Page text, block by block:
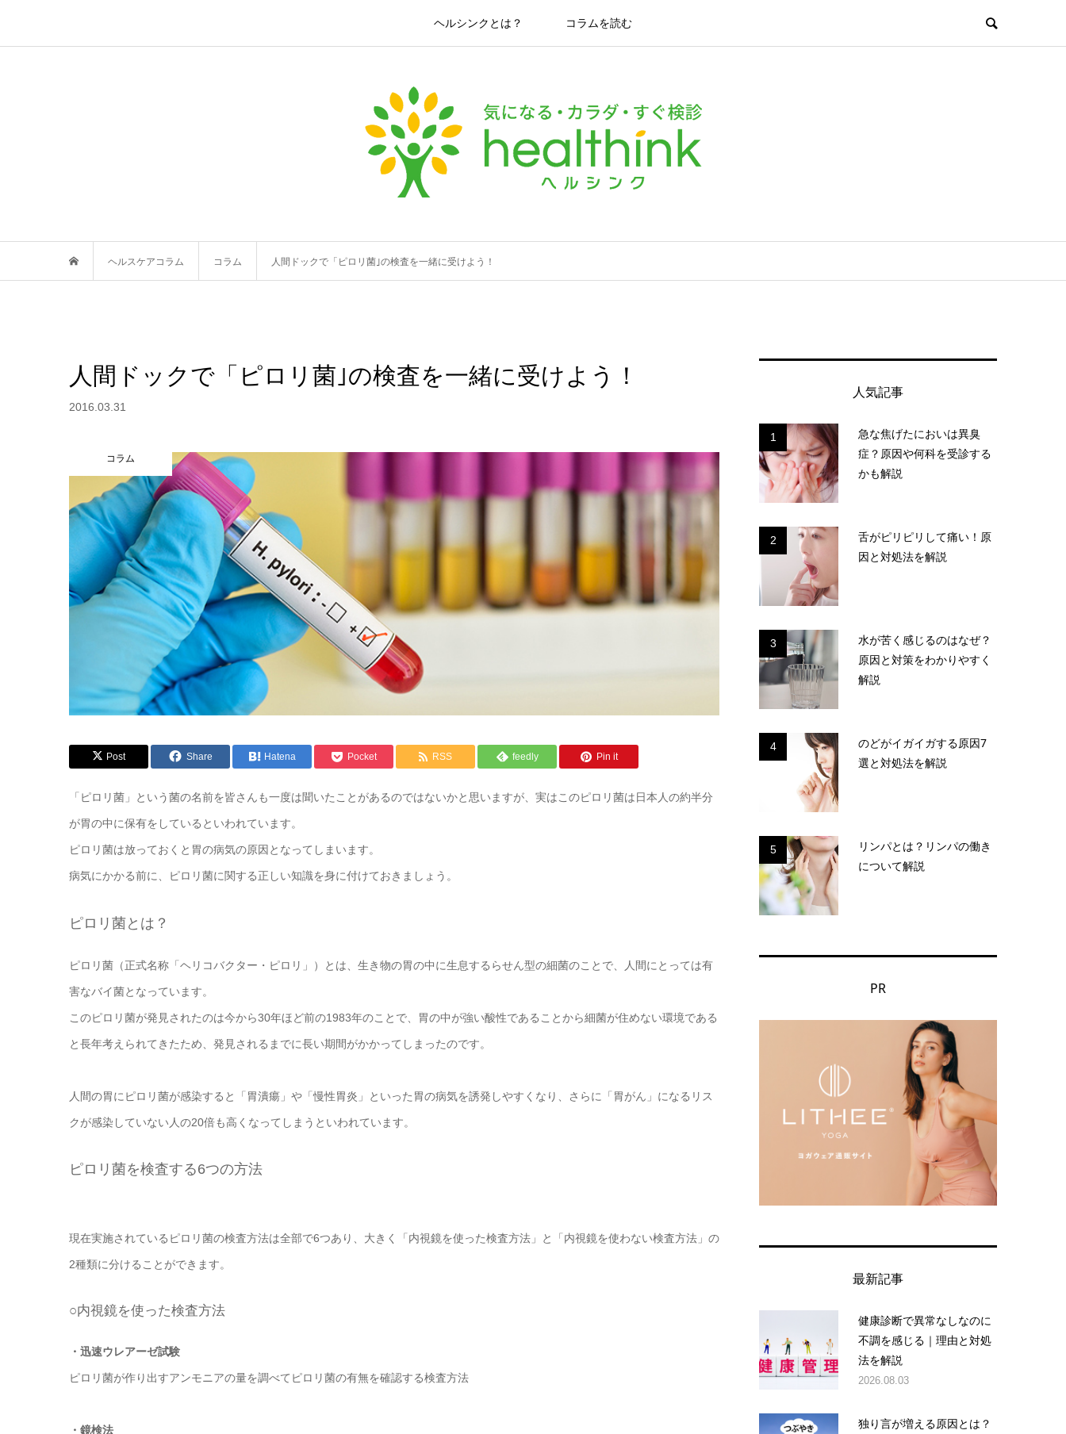
ヘルシンクとは？ コラムを読む
ヘルスケアコラム コラム 人間ドックで「ピロリ菌｣の検査を一緒に受けよう！
人間ドックで「ピロリ菌｣の検査を一緒に受けよう！
2016.03.31
コラム
Post Share Hatena Pocket RSS feedly Pin it
「ピロリ菌」という菌の名前を皆さんも一度は聞いたことがあるのではないかと思いますが、実はこのピロリ菌は日本人の約半分
が胃の中に保有をしているといわれています。
ピロリ菌は放っておくと胃の病気の原因となってしまいます。
病気にかかる前に、ピロリ菌に関する正しい知識を身に付けておきましょう。
ピロリ菌とは？
ピロリ菌（正式名称「ヘリコバクター・ピロリ」）とは、生き物の胃の中に生息するらせん型の細菌のことで、人間にとっては有
害なバイ菌となっています。
このピロリ菌が発見されたのは今から30年ほど前の1983年のことで、胃の中が強い酸性であることから細菌が住めない環境である
と長年考えられてきたため、発見されるまでに長い期間がかかってしまったのです。
人間の胃にピロリ菌が感染すると「胃潰瘍」や「慢性胃炎」といった胃の病気を誘発しやすくなり、さらに「胃がん」になるリス
クが感染していない人の20倍も高くなってしまうといわれています。
ピロリ菌を検査する6つの方法
現在実施されているピロリ菌の検査方法は全部で6つあり、大きく「内視鏡を使った検査方法」と「内視鏡を使わない検査方法」の
2種類に分けることができます。
○内視鏡を使った検査方法
・迅速ウレアーゼ試験
ピロリ菌が作り出すアンモニアの量を調べてピロリ菌の有無を確認する検査方法
・鏡検法
人気記事
1
急な焦げたにおいは異臭
症？原因や何科を受診する
かも解説
2
舌がピリピリして痛い！原
因と対処法を解説
3
水が苦く感じるのはなぜ？
原因と対策をわかりやすく
解説
4
のどがイガイガする原因7
選と対処法を解説
5
リンパとは？リンパの働き
について解説
PR
最新記事
健康診断で異常なしなのに
不調を感じる｜理由と対処
法を解説
2026.08.03
独り言が増える原因とは？